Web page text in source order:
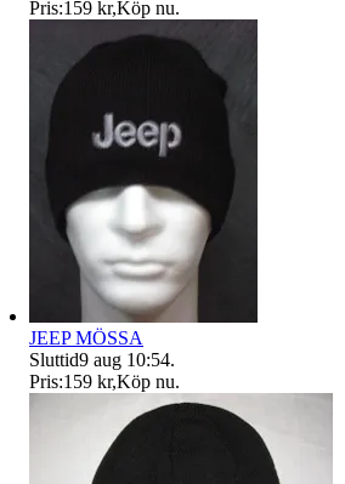
Pris:159 kr,Köp nu.
JEEP MÖSSA
Sluttid9 aug 10:54.
Pris:159 kr,Köp nu.